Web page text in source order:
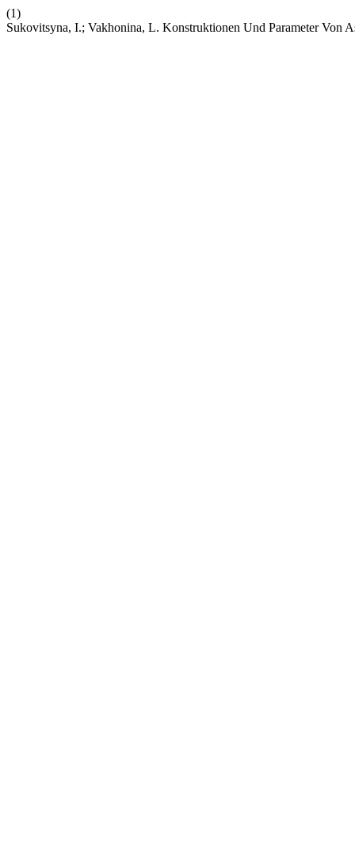
(1)
Sukovitsyna, I.; Vakhonina, L. Konstruktionen Und Parameter